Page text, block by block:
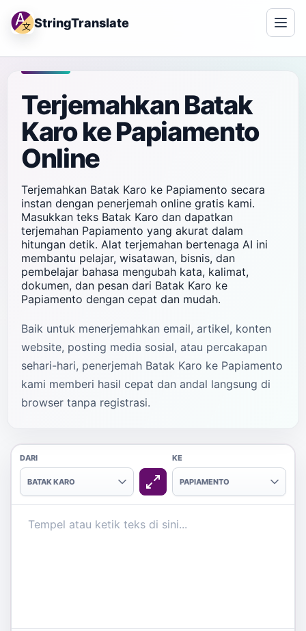
StringTranslate
Terjemahkan Batak
Karo ke Papiamento
Online
Terjemahkan Batak Karo ke Papiamento secara
instan dengan penerjemah online gratis kami.
Masukkan teks Batak Karo dan dapatkan
terjemahan Papiamento yang akurat dalam
hitungan detik. Alat terjemahan bertenaga AI ini
membantu pelajar, wisatawan, bisnis, dan
pembelajar bahasa mengubah kata, kalimat,
dokumen, dan pesan dari Batak Karo ke
Papiamento dengan cepat dan mudah.
Baik untuk menerjemahkan email, artikel, konten
website, posting media sosial, atau percakapan
sehari-hari, penerjemah Batak Karo ke Papiamento
kami memberi hasil cepat dan andal langsung di
browser tanpa registrasi.
DARI
BATAK KARO
KE
PAPIAMENTO